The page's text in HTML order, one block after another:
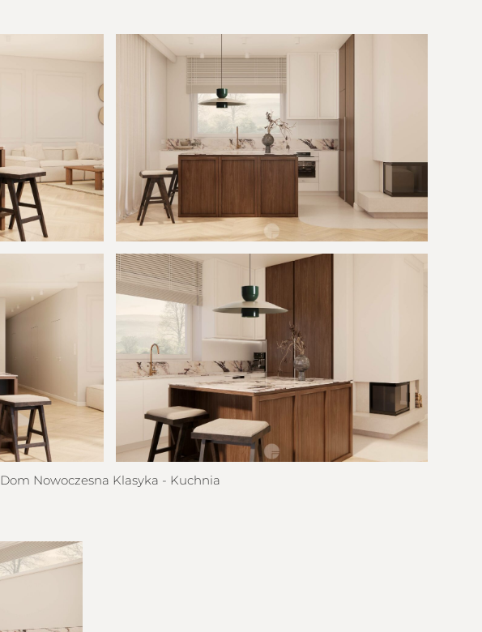
Dom Nowoczesna Klasyka - Kuchnia